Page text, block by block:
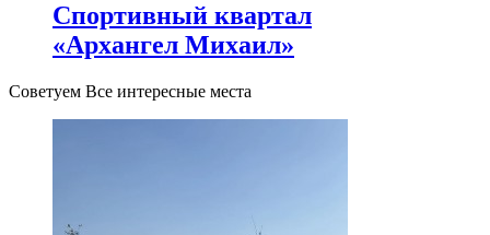
Спортивный квартал
«Архангел Михаил»
Советуем Все интересные места